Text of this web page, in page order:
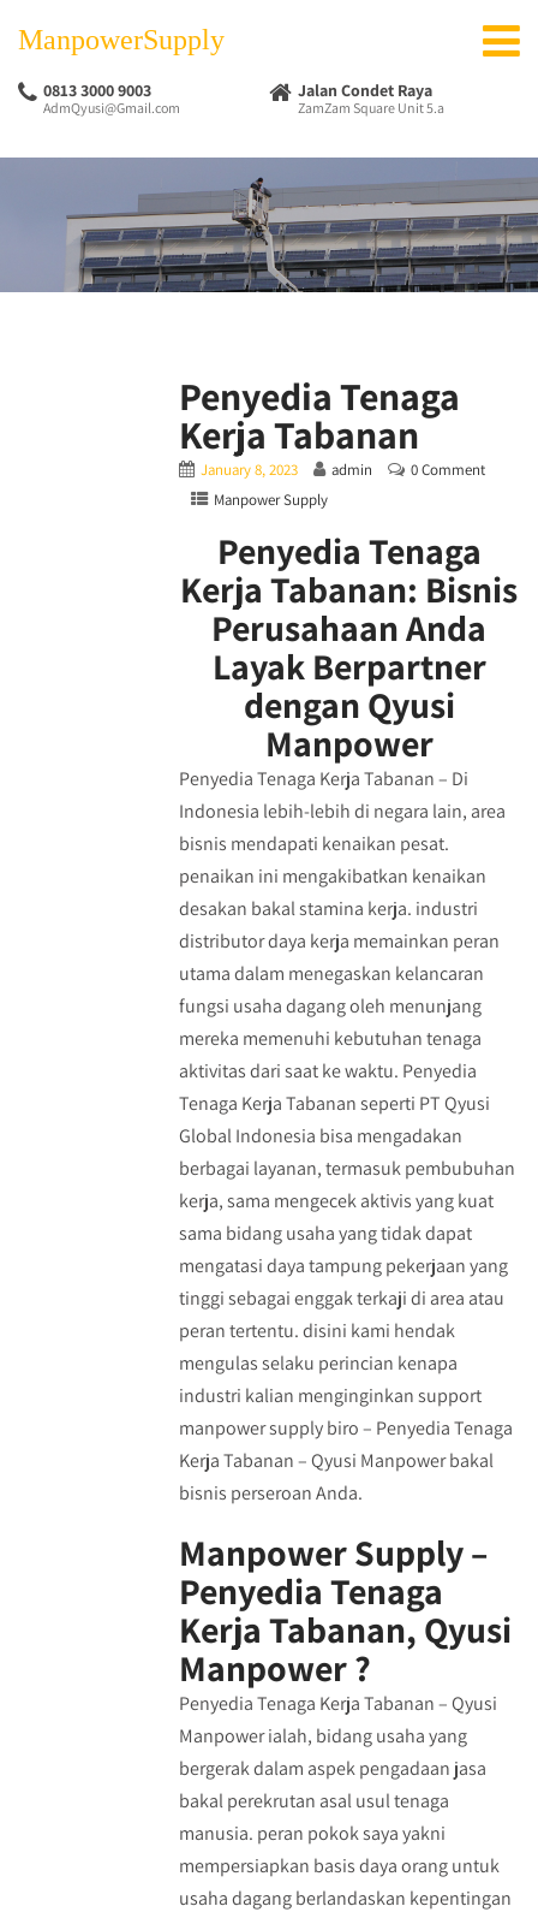
ManpowerSupply
0813 3000 9003
AdmQyusi@Gmail.com
Jalan Condet Raya
ZamZam Square Unit 5.a
Penyedia Tenaga
Kerja Tabanan
January 8, 2023 admin
0 Comment
Manpower Supply
Penyedia Tenaga
Kerja Tabanan: Bisnis
Perusahaan Anda
Layak Berpartner
dengan Qyusi
Manpower
Penyedia Tenaga Kerja Tabanan – Di
Indonesia lebih-lebih di negara lain, area
bisnis mendapati kenaikan pesat.
penaikan ini mengakibatkan kenaikan
desakan bakal stamina kerja. industri
distributor daya kerja memainkan peran
utama dalam menegaskan kelancaran
fungsi usaha dagang oleh menunjang
mereka memenuhi kebutuhan tenaga
aktivitas dari saat ke waktu. Penyedia
Tenaga Kerja Tabanan seperti PT Qyusi
Global Indonesia bisa mengadakan
berbagai layanan, termasuk pembubuhan
kerja, sama mengecek aktivis yang kuat
sama bidang usaha yang tidak dapat
mengatasi daya tampung pekerjaan yang
tinggi sebagai enggak terkaji di area atau
peran tertentu. disini kami hendak
mengulas selaku perincian kenapa
industri kalian menginginkan support
manpower supply biro – Penyedia Tenaga
Kerja Tabanan – Qyusi Manpower bakal
bisnis perseroan Anda.
Manpower Supply –
Penyedia Tenaga
Kerja Tabanan, Qyusi
Manpower ?
Penyedia Tenaga Kerja Tabanan – Qyusi
Manpower ialah, bidang usaha yang
bergerak dalam aspek pengadaan jasa
bakal perekrutan asal usul tenaga
manusia. peran pokok saya yakni
mempersiapkan basis daya orang untuk
usaha dagang berlandaskan kepentingan